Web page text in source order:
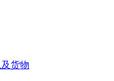
货物